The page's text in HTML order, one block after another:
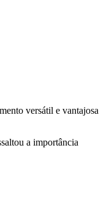
versátil e vantajosa
a importância